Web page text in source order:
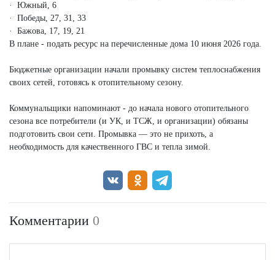
· Южный, 6
· Победы, 27, 31, 33
· Бажова, 17, 19, 21
В плане - подать ресурс на перечисленные дома 10 июня 2026 года.
Бюджетные организации начали промывку систем теплоснабжения
своих сетей, готовясь к отопительному сезону.
Коммунальщики напоминают - до начала нового отопительного
сезона все потребители (и УК, и ТСЖ, и организации) обязаны
подготовить свои сети. Промывка — это не прихоть, а
необходимость для качественного ГВС и тепла зимой.
Комментарии 0